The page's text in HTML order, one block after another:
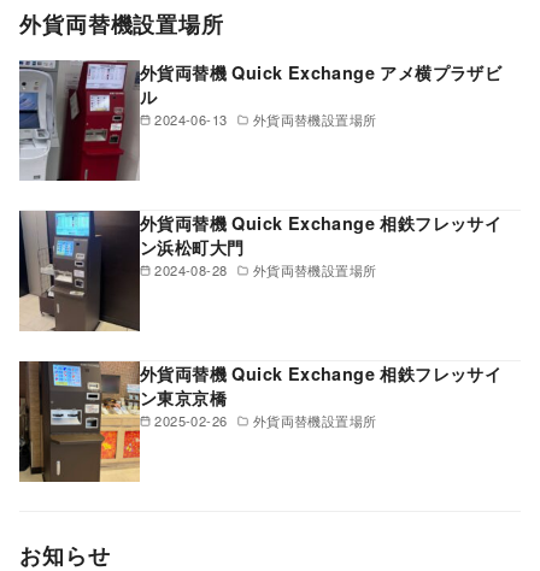
外貨両替機設置場所
2024-06-13 外貨両替機設置場所
外貨両替機 Quick Exchange アメ横プラザビ
ル
2024-08-28 外貨両替機設置場所
外貨両替機 Quick Exchange 相鉄フレッサイ
ン浜松町大門
2025-02-26 外貨両替機設置場所
外貨両替機 Quick Exchange 相鉄フレッサイ
ン東京京橋
お知らせ